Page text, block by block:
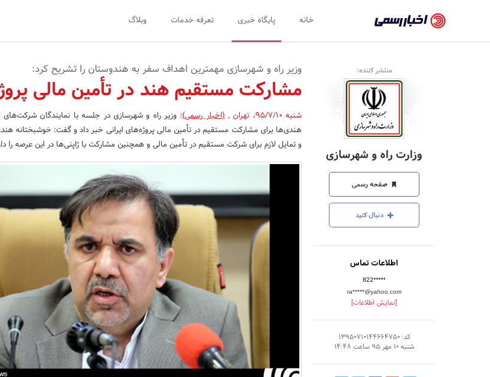
رسمی
-
اخبار
تایید
شده
شرکت‌ها،
سازمان‌ها
و
روابط
عمومی‌ها
خانه پایگاه خبری تعرفه خدمات وبلاگ
منتشر کننده:
وزارت راه و شهرسازی
صفحه رسمی
دنبال کنید
اطلاعات تماس
822*****
ra*****@yahoo.com
[نمایش اطلاعات]
کد: 13950710144664750
شنبه 10 مهر 95 ساعت 14:48
وزیر راه و شهرسازی مهمترین اهداف سفر به هندوستان را تشریح کرد:
مشارکت مستقیم هند در تأمین مالی
شنبه 95/7/10 ، تهران ,(اخبار رسمی): وزیر راه و شهرسازی در جلسه با نمایندگان
هندی‌ها برای مشارکت مستقیم در تأمین مالی پروژه‌های ایرانی خبر داد و گفت: خوشبختانه
و تمایل لازم برای شرکت مستقیم در تأمین مالی و همچنین مشارکت با ژاپنی‌ها در این عرصه را